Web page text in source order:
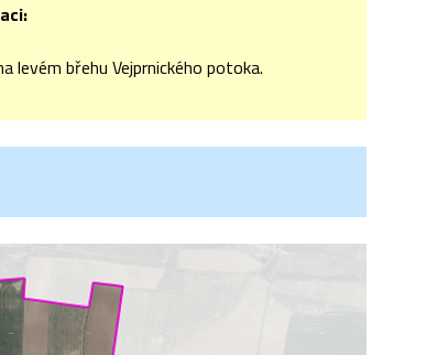
levém břehu Vejprnického potoka.